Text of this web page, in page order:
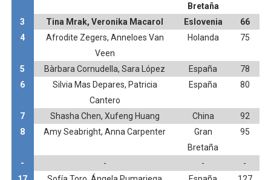
Bretaña
3 Tina Mrak, Veronika Macarol Eslovenia
66
4
Afrodite Zegers, Anneloes Van
Veen
Holanda 75
5 Bàrbara Cornudella, Sara López España
78
6
Silvia Mas Depares, Patricia
Cantero
España 80
7 Shasha Chen, Xufeng Huang China
92
8
Amy Seabright, Anna Carpenter
Gran
Bretaña
95
- - -
-